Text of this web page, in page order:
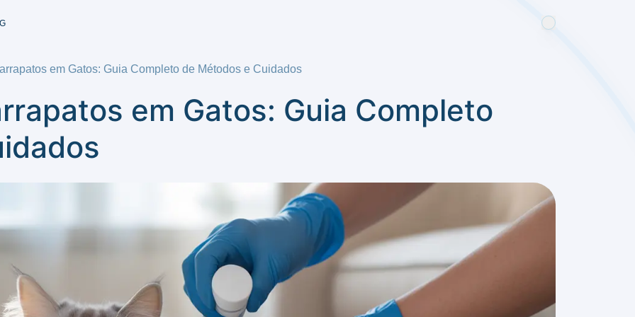
em Gatos: Guia Completo de Métodos e Cuidados
em Gatos: Guia Completo